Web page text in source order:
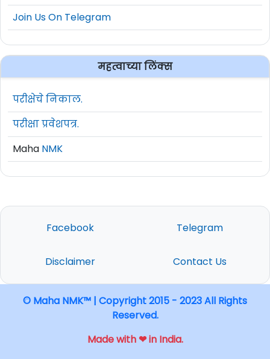
Join Us On Telegram
महत्वाच्या लिंक्स
परीक्षेचे निकाल.
परीक्षा प्रवेशपत्र.
Maha NMK
Facebook Telegram
Disclaimer Contact Us
© Maha NMK™ | Copyright 2015 - 2023 All Rights
Reserved.
Made with ❤ in India.